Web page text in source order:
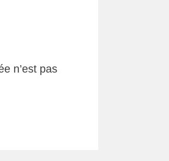
n’est pas